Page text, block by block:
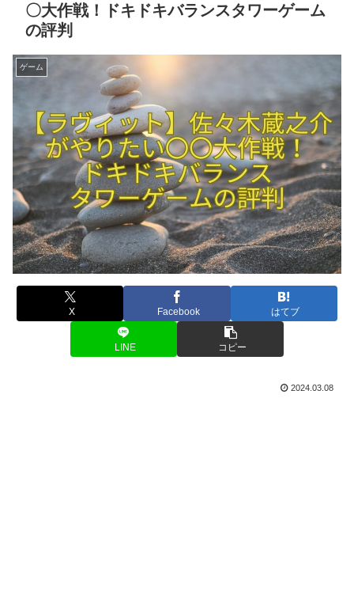
〇大作戦！ドキドキバランスタワーゲーム
の評判
ゲーム
X Facebook はてブ
LINE コピー
2024.03.08